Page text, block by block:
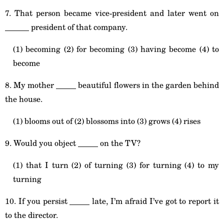
7. That person became vice-president and later went on
______ president of that company.
(1) becoming (2) for becoming (3) having become (4) to
become
8. My mother _____ beautiful flowers in the garden behind
the house.
(1) blooms out of (2) blossoms into (3) grows (4) rises
9. Would you object _____ on the TV?
(1) that I turn (2) of turning (3) for turning (4) to my
turning
10. If you persist _____ late, I’m afraid I’ve got to report it
to the director.